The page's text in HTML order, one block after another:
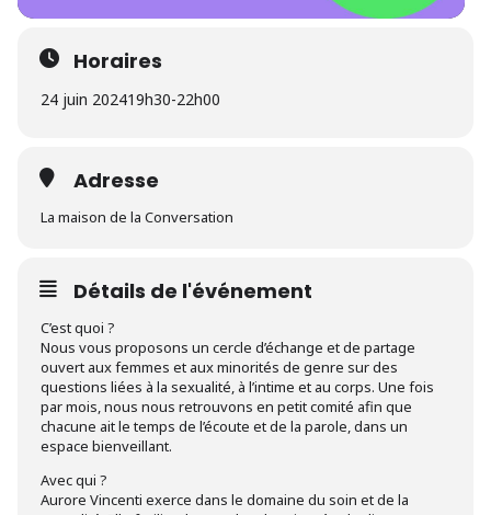
Horaires
24 juin 202419h30-22h00
Adresse
La maison de la Conversation
Détails de l'événement
C’est quoi ?
Nous vous proposons un cercle d’échange et de partage
ouvert aux femmes et aux minorités de genre sur des
questions liées à la sexualité, à l’intime et au corps. Une fois
par mois, nous nous retrouvons en petit comité afin que
chacune ait le temps de l’écoute et de la parole, dans un
espace bienveillant.
Avec qui ?
Aurore Vincenti exerce dans le domaine du soin et de la